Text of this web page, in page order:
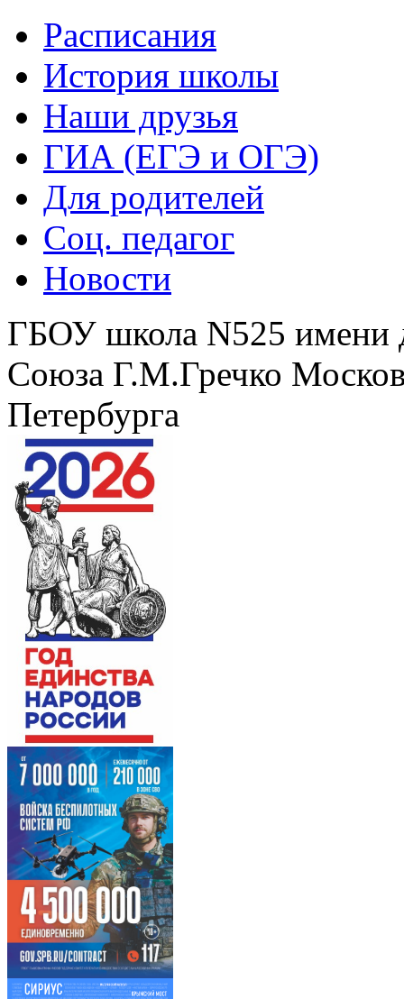
Расписания
История школы
Наши друзья
ГИА (ЕГЭ и ОГЭ)
Для родителей
Соц. педагог
Новости
ГБОУ школа N525 имени
Союза Г.М.Гречко
Петербурга